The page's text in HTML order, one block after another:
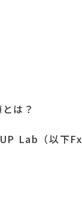
は？
Lab（以下